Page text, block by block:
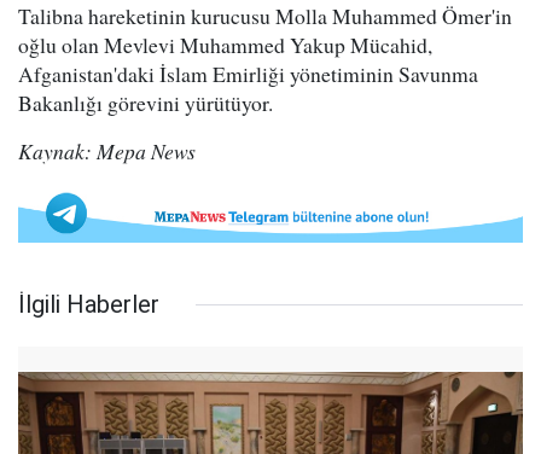
Talibna hareketinin kurucusu Molla Muhammed Ömer'in
oğlu olan Mevlevi Muhammed Yakup Mücahid,
Afganistan'daki İslam Emirliği yönetiminin Savunma
Bakanlığı görevini yürütüyor.
Kaynak: Mepa News
İlgili Haberler